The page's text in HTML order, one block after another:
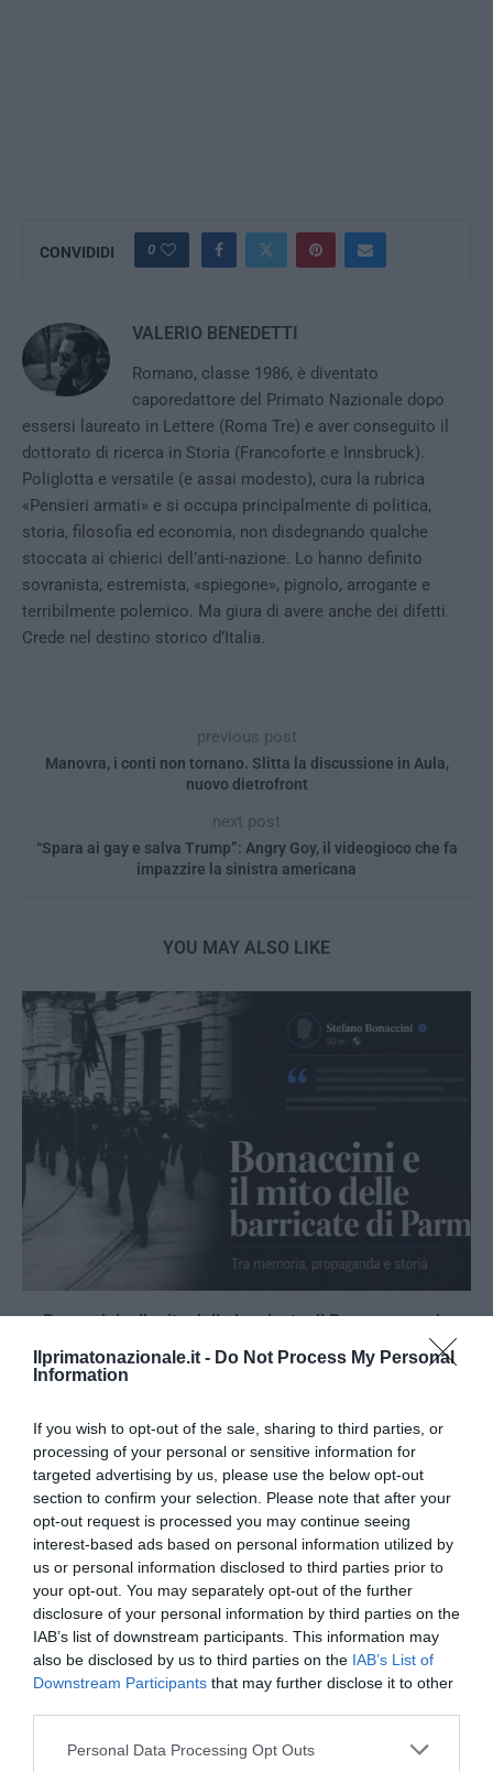
Ilprimatonazionale.it - Do Not Process My Personal
Information
If you wish to opt-out of the sale, sharing to third parties, or
processing of your personal or sensitive information for
targeted advertising by us, please use the below opt-out
section to confirm your selection. Please note that after your
opt-out request is processed you may continue seeing
interest-based ads based on personal information utilized by
us or personal information disclosed to third parties prior to
your opt-out. You may separately opt-out of the further
disclosure of your personal information by third parties on the
IAB’s list of downstream participants. This information may
also be disclosed by us to third parties on the IAB’s List of
Downstream Participants that may further disclose it to other
Please note that this website/app uses one or more Google
Personal Data Processing Opt Outs
CONVIDIDI 0
VALERIO BENEDETTI
Romano, classe 1986, è diventato
caporedattore del Primato Nazionale dopo
essersi laureato in Lettere (Roma Tre) e aver conseguito il
dottorato di ricerca in Storia (Francoforte e Innsbruck).
Poliglotta e versatile (e assai modesto), cura la rubrica
«Pensieri armati» e si occupa principalmente di politica,
storia, filosofia ed economia, non disdegnando qualche
stoccata ai chierici dell’anti-nazione. Lo hanno definito
sovranista, estremista, «spiegone», pignolo, arrogante e
terribilmente polemico. Ma giura di avere anche dei difetti.
Crede nel destino storico d’Italia.
previous post
Manovra, i conti non tornano. Slitta la discussione in Aula,
nuovo dietrofront
next post
“Spara ai gay e salva Trump”: Angry Goy, il videogioco che fa
impazzire la sinistra americana
YOU MAY ALSO LIKE
Bonaccini e il mito delle barricate di Parma: quando
l’antifascismo copia il fascismo
veto del disordine